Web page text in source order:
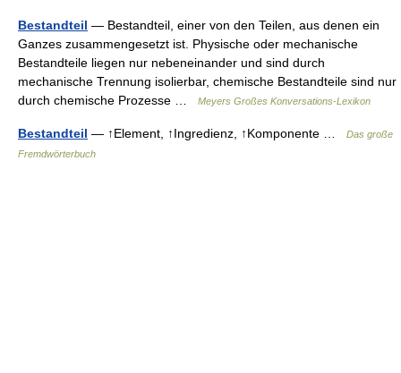
Bestandteil — Bestandteil, einer von den Teilen, aus denen ein
Ganzes zusammengesetzt ist. Physische oder mechanische
Bestandteile liegen nur nebeneinander und sind durch
mechanische Trennung isolierbar, chemische Bestandteile sind nur
durch chemische Prozesse …
Meyers Großes Konversations-Lexikon
Bestandteil — ↑Element, ↑Ingredienz, ↑Komponente …
Das große
Fremdwörterbuch